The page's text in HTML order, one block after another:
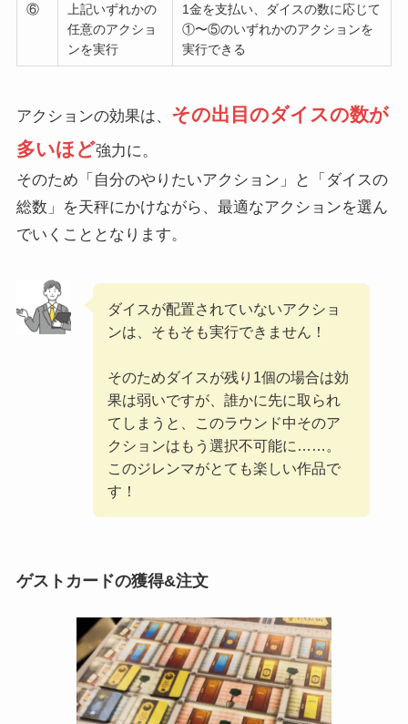
⑥
上記いずれかの
任意のアクショ
ンを実行
1金を支払い、ダイスの数に応じて
①〜⑤のいずれかのアクションを
実行できる
アクションの効果は、 その出目のダイスの数が
多いほど強力に。
そのため「自分のやりたいアクション」と「ダイスの
総数」を天秤にかけながら、最適なアクションを選ん
でいくこととなります。
ダイスが配置されていないアクショ
ンは、そもそも実行できません！
そのためダイスが残り1個の場合は効
果は弱いですが、誰かに先に取られ
てしまうと、このラウンド中そのア
クションはもう選択不可能に……。
このジレンマがとても楽しい作品で
す！
ゲストカードの獲得&注文